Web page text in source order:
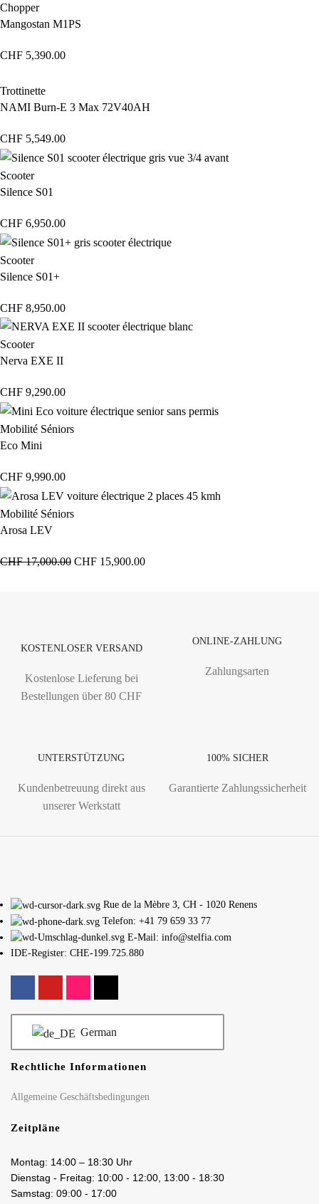
Chopper
Mangostan M1PS
CHF 5,390.00
Trottinette
NAMI Burn-E 3 Max 72V40AH
CHF 5,549.00
Scooter
Silence S01
CHF 6,950.00
Scooter
Silence S01+
CHF 8,950.00
Scooter
Nerva EXE II
CHF 9,290.00
Mobilité Séniors
Eco Mini
CHF 9,990.00
Mobilité Séniors
Arosa LEV
CHF17,000.00 CHF 15,900.00
KOSTENLOSER VERSAND
Kostenlose Lieferung bei
Bestellungen über 80 CHF
ONLINE-ZAHLUNG
Zahlungsarten
UNTERSTÜTZUNG
Kundenbetreuung direkt aus
unserer Werkstatt
100% SICHER
Garantierte Zahlungssicherheit
Rue de la Mèbre 3, CH - 1020 Renens
Telefon: +41 79 659 33 77
E-Mail: info@stelfia.com
IDE-Register: CHE-199.725.880
German
Rechtliche Informationen
Allgemeine Geschäftsbedingungen
Zeitpläne
Montag: 14:00 – 18:30 Uhr
Dienstag - Freitag: 10:00 - 12:00, 13:00 - 18:30
Samstag: 09:00 - 17:00